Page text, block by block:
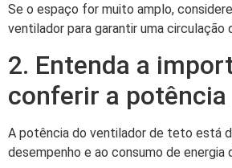
Se o espaço for muito amplo,
ventilador para garantir uma circulação
2. Entenda a
conferir a potência
A potência do ventilador de teto está
desempenho e ao consumo de energia